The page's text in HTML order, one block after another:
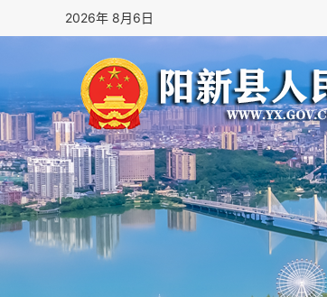
2026年 8月6日